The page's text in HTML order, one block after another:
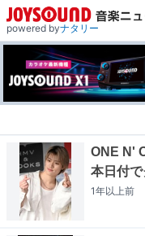
powered byナタリー
ONE N'
本日付
1年以上前